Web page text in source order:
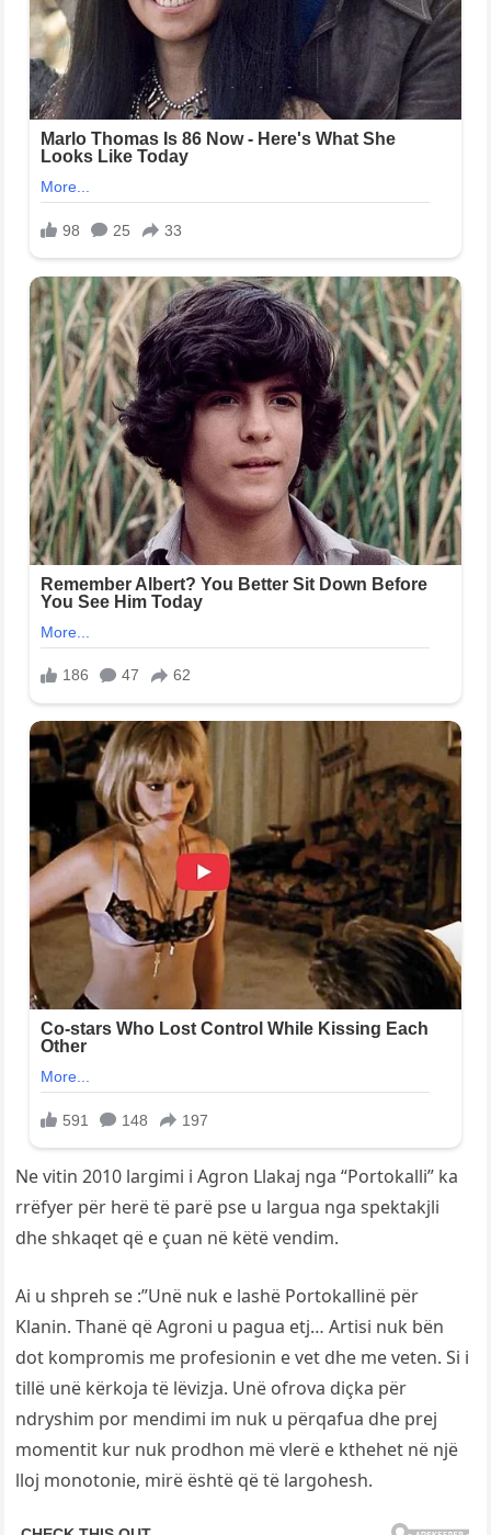
Ne vitin 2010 largimi i Agron Llakaj nga “Portokalli” ka
rrëfyer për herë të parë pse u largua nga spektakjli
dhe shkaqet që e çuan në këtë vendim.
Ai u shpreh se :”Unë nuk e lashë Portokallinë për
Klanin. Thanë që Agroni u pagua etj… Artisi nuk bën
dot kompromis me profesionin e vet dhe me veten. Si i
tillë unë kërkoja të lëvizja. Unë ofrova diçka për
ndryshim por mendimi im nuk u përqafua dhe prej
momentit kur nuk prodhon më vlerë e kthehet në një
lloj monotonie, mirë është që të largohesh.